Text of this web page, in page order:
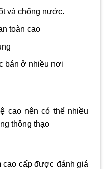
và chống nước.
toàn cao
bán ở nhiều nơi
cao nên có thể nhiều
thông thạo
cao cấp được đánh giá